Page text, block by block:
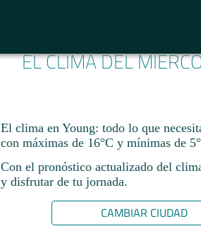
EL CLIMA DEL
El clima en Young: todo lo que
con máximas de 16°C y mínimas de
Con el pronóstico actualizado del
y disfrutar de tu jornada.​
CAMBIAR CIUDAD